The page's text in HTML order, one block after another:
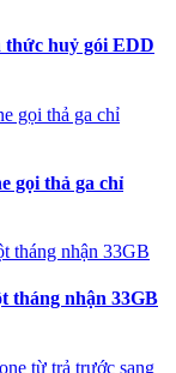
thức huỷ gói EDD
gọi thả ga chỉ
tháng nhận 33GB